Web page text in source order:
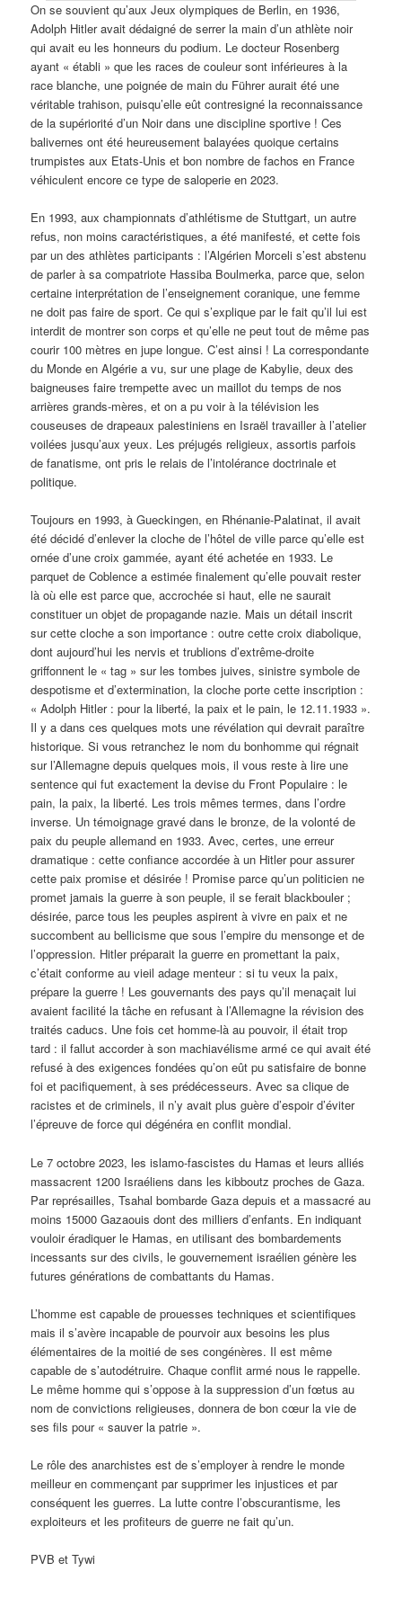
On se souvient qu’aux Jeux olympiques de Berlin, en 1936,
Adolph Hitler avait dédaigné de serrer la main d’un athlète noir
qui avait eu les honneurs du podium. Le docteur Rosenberg
ayant « établi » que les races de couleur sont inférieures à la
race blanche, une poignée de main du Führer aurait été une
véritable trahison, puisqu’elle eût contresigné la reconnaissance
de la supériorité d’un Noir dans une discipline sportive ! Ces
balivernes ont été heureusement balayées quoique certains
trumpistes aux Etats-Unis et bon nombre de fachos en France
véhiculent encore ce type de saloperie en 2023.
En 1993, aux championnats d’athlétisme de Stuttgart, un autre
refus, non moins caractéristiques, a été manifesté, et cette fois
par un des athlètes participants : l’Algérien Morceli s’est abstenu
de parler à sa compatriote Hassiba Boulmerka, parce que, selon
certaine interprétation de l’enseignement coranique, une femme
ne doit pas faire de sport. Ce qui s’explique par le fait qu’il lui est
interdit de montrer son corps et qu’elle ne peut tout de même pas
courir 100 mètres en jupe longue. C’est ainsi ! La correspondante
du Monde en Algérie a vu, sur une plage de Kabylie, deux des
baigneuses faire trempette avec un maillot du temps de nos
arrières grands-mères, et on a pu voir à la télévision les
couseuses de drapeaux palestiniens en Israël travailler à l’atelier
voilées jusqu’aux yeux. Les préjugés religieux, assortis parfois
de fanatisme, ont pris le relais de l’intolérance doctrinale et
politique.
Toujours en 1993, à Gueckingen, en Rhénanie-Palatinat, il avait
été décidé d’enlever la cloche de l’hôtel de ville parce qu’elle est
ornée d’une croix gammée, ayant été achetée en 1933. Le
parquet de Coblence a estimée finalement qu’elle pouvait rester
là où elle est parce que, accrochée si haut, elle ne saurait
constituer un objet de propagande nazie. Mais un détail inscrit
sur cette cloche a son importance : outre cette croix diabolique,
dont aujourd’hui les nervis et trublions d’extrême-droite
griffonnent le « tag » sur les tombes juives, sinistre symbole de
despotisme et d’extermination, la cloche porte cette inscription :
« Adolph Hitler : pour la liberté, la paix et le pain, le 12.11.1933 ».
Il y a dans ces quelques mots une révélation qui devrait paraître
historique. Si vous retranchez le nom du bonhomme qui régnait
sur l’Allemagne depuis quelques mois, il vous reste à lire une
sentence qui fut exactement la devise du Front Populaire : le
pain, la paix, la liberté. Les trois mêmes termes, dans l’ordre
inverse. Un témoignage gravé dans le bronze, de la volonté de
paix du peuple allemand en 1933. Avec, certes, une erreur
dramatique : cette confiance accordée à un Hitler pour assurer
cette paix promise et désirée ! Promise parce qu’un politicien ne
promet jamais la guerre à son peuple, il se ferait blackbouler ;
désirée, parce tous les peuples aspirent à vivre en paix et ne
succombent au bellicisme que sous l’empire du mensonge et de
l’oppression. Hitler préparait la guerre en promettant la paix,
c’était conforme au vieil adage menteur : si tu veux la paix,
prépare la guerre ! Les gouvernants des pays qu’il menaçait lui
avaient facilité la tâche en refusant à l’Allemagne la révision des
traités caducs. Une fois cet homme-là au pouvoir, il était trop
tard : il fallut accorder à son machiavélisme armé ce qui avait été
refusé à des exigences fondées qu’on eût pu satisfaire de bonne
foi et pacifiquement, à ses prédécesseurs. Avec sa clique de
racistes et de criminels, il n’y avait plus guère d’espoir d’éviter
l’épreuve de force qui dégénéra en conflit mondial.
Le 7 octobre 2023, les islamo-fascistes du Hamas et leurs alliés
massacrent 1200 Israéliens dans les kibboutz proches de Gaza.
Par représailles, Tsahal bombarde Gaza depuis et a massacré au
moins 15000 Gazaouis dont des milliers d’enfants. En indiquant
vouloir éradiquer le Hamas, en utilisant des bombardements
incessants sur des civils, le gouvernement israélien génère les
futures générations de combattants du Hamas.
L’homme est capable de prouesses techniques et scientifiques
mais il s’avère incapable de pourvoir aux besoins les plus
élémentaires de la moitié de ses congénères. Il est même
capable de s’autodétruire. Chaque conflit armé nous le rappelle.
Le même homme qui s’oppose à la suppression d’un fœtus au
nom de convictions religieuses, donnera de bon cœur la vie de
ses fils pour « sauver la patrie ».
Le rôle des anarchistes est de s’employer à rendre le monde
meilleur en commençant par supprimer les injustices et par
conséquent les guerres. La lutte contre l’obscurantisme, les
exploiteurs et les profiteurs de guerre ne fait qu’un.
PVB et Tywi